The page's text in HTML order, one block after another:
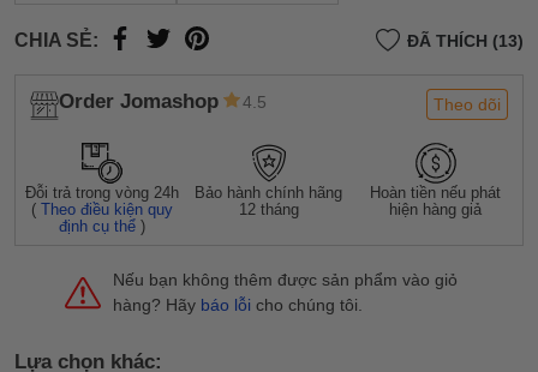
CHIA SẺ: ĐÃ THÍCH (13)
Order Jomashop 4.5 Theo dõi
Đỗi trả trong vòng 24h
(Theo điều kiện quy
định cụ thể )
Bảo hành chính hãng
12 tháng
Hoàn tiền nếu phát
hiện hàng giả
Nếu bạn không thêm được sản phẩm vào giỏ
hàng? Hãy báo lỗi cho chúng tôi.
Lựa chọn khác: